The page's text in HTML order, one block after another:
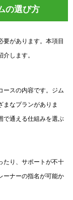
の選び方
要があります。本項目
します。
ースの内容です。ジム
まなプランがありま
で通える仕組みを選ぶ
たり、サポートが不十
ーナーの指名が可能か